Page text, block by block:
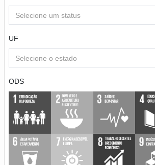
Selecione um status
UF
Selecione o estado
ODS